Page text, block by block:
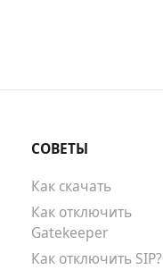
СОВЕТЫ
Как скачать
Как отключить
Gatekeeper
Как отключить SIP?